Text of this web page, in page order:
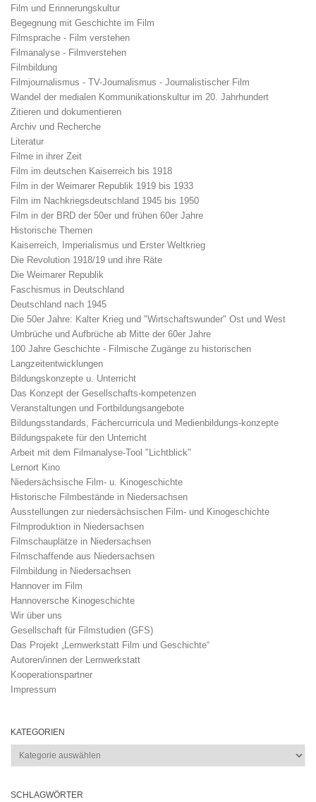
Film und Erinnerungskultur
Begegnung mit Geschichte im Film
Filmsprache - Film verstehen
Filmanalyse - Filmverstehen
Filmbildung
Filmjournalismus - TV-Journalismus - Journalistischer Film
Wandel der medialen Kommunikationskultur im 20. Jahrhundert
Zitieren und dokumentieren
Archiv und Recherche
Literatur
Filme in ihrer Zeit
Film im deutschen Kaiserreich bis 1918
Film in der Weimarer Republik 1919 bis 1933
Film im Nachkriegsdeutschland 1945 bis 1950
Film in der BRD der 50er und frühen 60er Jahre
Historische Themen
Kaiserreich, Imperialismus und Erster Weltkrieg
Die Revolution 1918/19 und ihre Räte
Die Weimarer Republik
Faschismus in Deutschland
Deutschland nach 1945
Die 50er Jahre: Kalter Krieg und "Wirtschaftswunder" Ost und West
Umbrüche und Aufbrüche ab Mitte der 60er Jahre
100 Jahre Geschichte - Filmische Zugänge zu historischen
Langzeitentwicklungen
Bildungskonzepte u. Unterricht
Das Konzept der Gesellschafts-kompetenzen
Veranstaltungen und Fortbildungsangebote
Bildungsstandards, Fächercurricula und Medienbildungs-konzepte
Bildungspakete für den Unterricht
Arbeit mit dem Filmanalyse-Tool "Lichtblick"
Lernort Kino
Niedersächsische Film- u. Kinogeschichte
Historische Filmbestände in Niedersachsen
Ausstellungen zur niedersächsischen Film- und Kinogeschichte
Filmproduktion in Niedersachsen
Filmschauplätze in Niedersachsen
Filmschaffende aus Niedersachsen
Filmbildung in Niedersachsen
Hannover im Film
Hannoversche Kinogeschichte
Wir über uns
Gesellschaft für Filmstudien (GFS)
Das Projekt „Lernwerkstatt Film und Geschichte“
Autoren/innen der Lernwerkstatt
Kooperationspartner
Impressum
KATEGORIEN
Kategorien
SCHLAGWÖRTER